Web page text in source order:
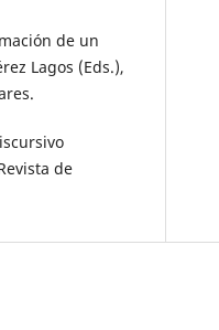
de un
Lagos (Eds.),
de